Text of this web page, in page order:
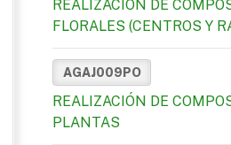
REALIZACIÓN DE
FLORALES (CENTROS Y
AGAJ009PO
REALIZACIÓN DE
PLANTAS